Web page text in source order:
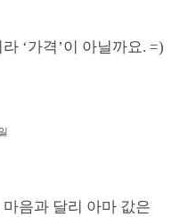
‘가격’이 아닐까요. =)
음과 달리 아마 값은